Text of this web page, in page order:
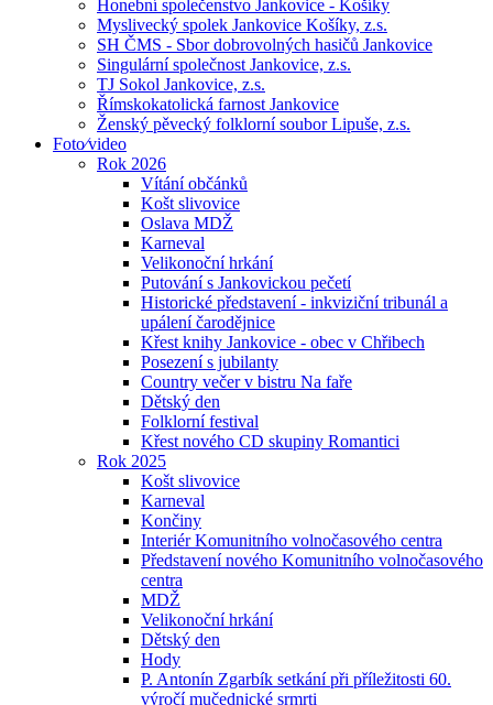
Honební společenstvo Jankovice - Košíky
Myslivecký spolek Jankovice Košíky, z.s.
SH ČMS - Sbor dobrovolných hasičů Jankovice
Singulární společnost Jankovice, z.s.
TJ Sokol Jankovice, z.s.
Římskokatolická farnost Jankovice
Ženský pěvecký folklorní soubor Lipuše, z.s.
Foto⁄video
Rok 2026
Vítání občánků
Košt slivovice
Oslava MDŽ
Karneval
Velikonoční hrkání
Putování s Jankovickou pečetí
Historické představení - inkviziční tribunál a
upálení čarodějnice
Křest knihy Jankovice - obec v Chřibech
Posezení s jubilanty
Country večer v bistru Na faře
Dětský den
Folklorní festival
Křest nového CD skupiny Romantici
Rok 2025
Košt slivovice
Karneval
Končiny
Interiér Komunitního volnočasového centra
Představení nového Komunitního volnočasového
centra
MDŽ
Velikonoční hrkání
Dětský den
Hody
P. Antonín Zgarbík setkání při příležitosti 60.
výročí mučednické srmrti